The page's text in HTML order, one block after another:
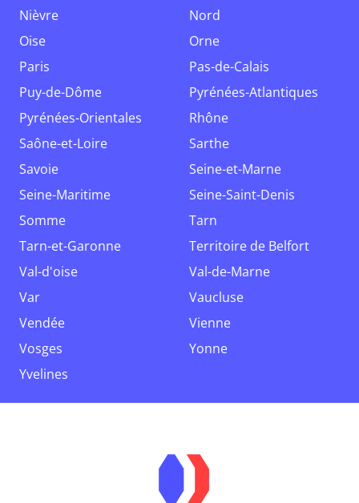
Nièvre
Nord
Oise
Orne
Paris
Pas-de-Calais
Puy-de-Dôme
Pyrénées-Atlantiques
Pyrénées-Orientales
Rhône
Saône-et-Loire
Sarthe
Savoie
Seine-et-Marne
Seine-Maritime
Seine-Saint-Denis
Somme
Tarn
Tarn-et-Garonne
Territoire de Belfort
Val-d'oise
Val-de-Marne
Var
Vaucluse
Vendée
Vienne
Vosges
Yonne
Yvelines